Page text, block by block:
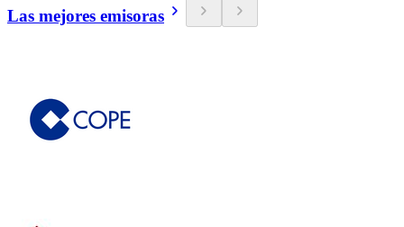
Las mejores emisoras